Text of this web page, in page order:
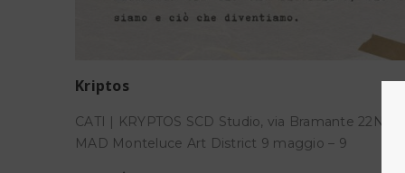
Kriptos
CATI | KRYPTOS SCD Studio, via Bramante 22N,
MAD Monteluce Art District 9 maggio – 9